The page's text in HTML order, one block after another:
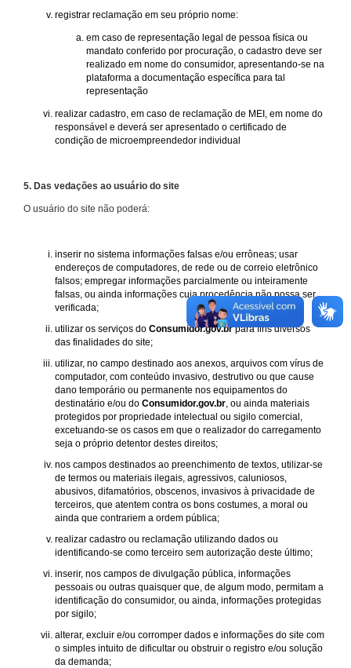
registrar reclamação em seu próprio nome:
em caso de representação legal de pessoa física ou
mandato conferido por procuração, o cadastro deve ser
realizado em nome do consumidor, apresentando-se na
plataforma a documentação específica para tal
representação
realizar cadastro, em caso de reclamação de MEI, em nome do
responsável e deverá ser apresentado o certificado de
condição de microempreendedor individual
5. Das vedações ao usuário do site
O usuário do site não poderá:
inserir no sistema informações falsas e/ou errôneas; usar
endereços de computadores, de rede ou de correio eletrônico
falsos; empregar informações parcialmente ou inteiramente
falsas, ou ainda informações cuja procedência não possa ser
verificada;
utilizar os serviços do Consumidor.gov.brpara fins diversos
das finalidades do site;
utilizar, no campo destinado aos anexos, arquivos com vírus de
computador, com conteúdo invasivo, destrutivo ou que cause
dano temporário ou permanente nos equipamentos do
destinatário e/ou do Consumidor.gov.br , ou ainda materiais
protegidos por propriedade intelectual ou sigilo comercial,
excetuando-se os casos em que o realizador do carregamento
seja o próprio detentor destes direitos;
nos campos destinados ao preenchimento de textos, utilizar-se
de termos ou materiais ilegais, agressivos, caluniosos,
abusivos, difamatórios, obscenos, invasivos à privacidade de
terceiros, que atentem contra os bons costumes, a moral ou
ainda que contrariem a ordem pública;
realizar cadastro ou reclamação utilizando dados ou
identificando-se como terceiro sem autorização deste último;
inserir, nos campos de divulgação pública, informações
pessoais ou outras quaisquer que, de algum modo, permitam a
identificação do consumidor, ou ainda, informações protegidas
por sigilo;
alterar, excluir e/ou corromper dados e informações do site com
o simples intuito de dificultar ou obstruir o registro e/ou solução
da demanda;